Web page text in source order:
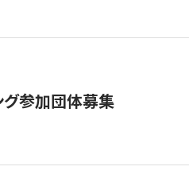
グ参加団体募集